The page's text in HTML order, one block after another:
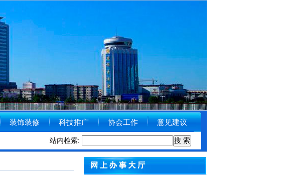
装饰装修 科技推广 协会工作 意见建议
站内检索:
[2020-01-08]德州市住房和城乡建设局关于受理举报涉黑涉恶线索的公告